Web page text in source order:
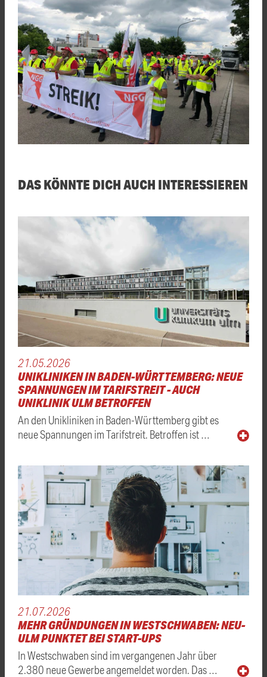
DAS KÖNNTE DICH AUCH INTERESSIEREN
21.05.2026
UNIKLINIKEN IN BADEN-WÜRTTEMBERG: NEUE
SPANNUNGEN IM TARIFSTREIT - AUCH
UNIKLINIK ULM BETROFFEN
An den Unikliniken in Baden-Württemberg gibt es
neue Spannungen im Tarifstreit. Betroffen ist …
21.07.2026
MEHR GRÜNDUNGEN IN WESTSCHWABEN: NEU-
ULM PUNKTET BEI START-UPS
In Westschwaben sind im vergangenen Jahr über
2.380 neue Gewerbe angemeldet worden. Das …